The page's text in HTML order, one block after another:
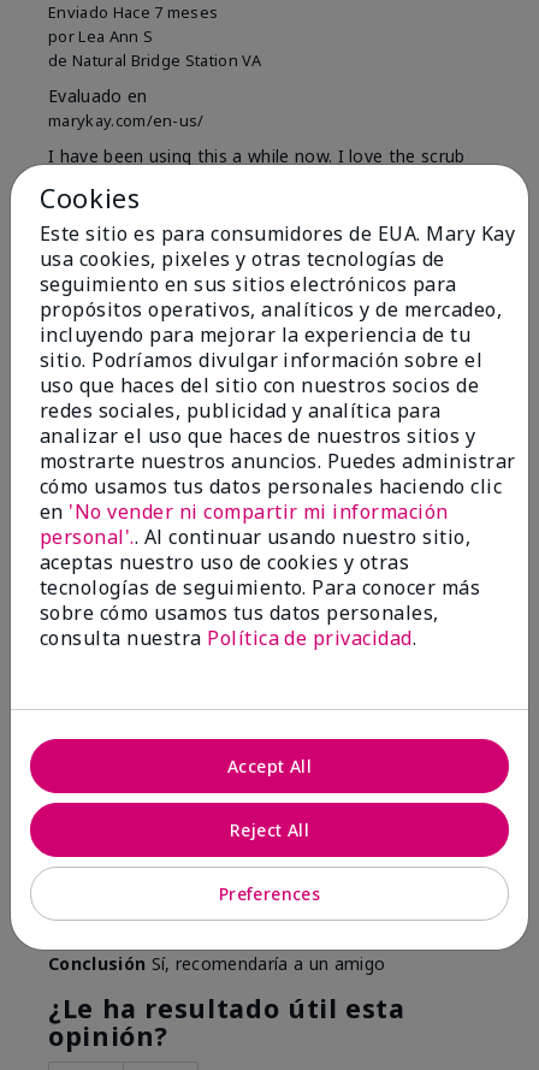
Enviado Hace 7 meses
por Lea Ann S
de Natural Bridge Station VA
Evaluado en
marykay.com/en-us/
I have been using this a while now. I love the scrub
long time and the hand protection cream
Mostrar Traducción
ConclusiónSí, recomendaría a un amigo
¿Le ha resultado útil esta
opinión?
15 0
Marcar esta opinión
5
Great for healthcare workers
EnviadoHace 8 meses
marykay.com/en-us/
I was given this lotion as a Christmas gift by
someone in my community that wanted to do
something for us. My hands were so dry, I have used
this twice and my hands look and feel so much
Mostrar Traducción
Conclusión Sí, recomendaría a un amigo
¿Le ha resultado útil esta
opinión?
Cookies
Este sitio es para consumidores de EUA. Mary Kay
usa cookies, pixeles y otras tecnologías de
seguimiento en sus sitios electrónicos para
propósitos operativos, analíticos y de mercadeo,
incluyendo para mejorar la experiencia de tu
sitio. Podríamos divulgar información sobre el
uso que haces del sitio con nuestros socios de
redes sociales, publicidad y analítica para
analizar el uso que haces de nuestros sitios y
mostrarte nuestros anuncios. Puedes administrar
cómo usamos tus datos personales haciendo clic
en 'No vender ni compartir mi información
personal'.. Al continuar usando nuestro sitio,
aceptas nuestro uso de cookies y otras
tecnologías de seguimiento. Para conocer más
sobre cómo usamos tus datos personales,
consulta nuestra Política de privacidad.
Preferences
Reject All
Accept All